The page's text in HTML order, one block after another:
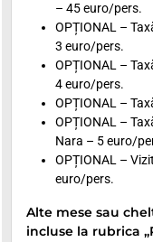
– 45 euro/pers.
OPȚIONAL –
3 euro/pers.
OPȚIONAL –
4 euro/pers.
OPȚIONAL –
OPȚIONAL –
Nara – 5 euro/
OPȚIONAL –
euro/pers.
Alte mese sau
incluse la rubrica